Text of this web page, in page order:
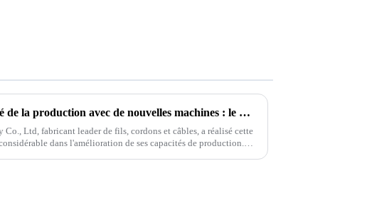
Améliorer l'efficacité de la production avec de nouvelles machines : le moteur de l'innovation chez Shenzhen Boying Energy Co., Ltd.
Co., Ltd, fabricant leader de fils, cordons et câbles, a réalisé cette
dans l'amélioration de ses capacités de production.